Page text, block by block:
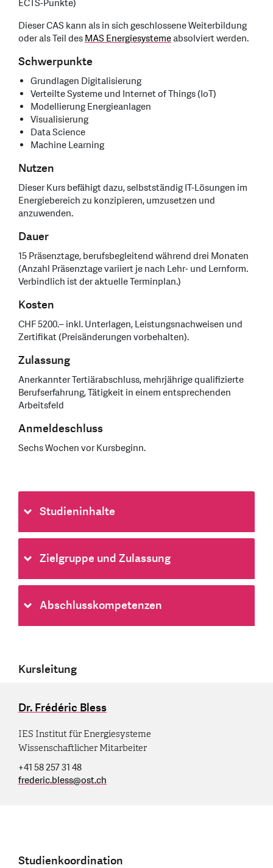
ECTS-Punkte)
Dieser CAS kann als in sich geschlossene Weiterbildung
oder als Teil desMAS Energiesystemeabsolviert werden.
Schwerpunkte
Grundlagen Digitalisierung
Verteilte Systeme und Internet of Things (IoT)
Modellierung Energieanlagen
Visualisierung
Data Science
Machine Learning
Nutzen
Dieser Kurs befähigt dazu, selbstständig IT-Lösungen im
Energiebereich zu konzipieren, umzusetzen und
anzuwenden.
Dauer
15 Präsenztage, berufsbegleitend während drei Monaten
(Anzahl Präsenztage variiert je nach Lehr- und Lernform.
Verbindlich ist der aktuelle Terminplan.)
Kosten
CHF 5200.– inkl. Unterlagen, Leistungsnachweisen und
Zertifikat (Preisänderungen vorbehalten).
Zulassung
Anerkannter Tertiärabschluss, mehrjährige qualifizierte
Berufserfahrung, Tätigkeit in einem entsprechenden
Arbeitsfeld
Anmeldeschluss
Sechs Wochen vor Kursbeginn.
Studieninhalte
Zielgruppe und Zulassung
Abschlusskompetenzen
Kursleitung
Dr. Frédéric Bless
IES Institut für Energiesysteme
Wissenschaftlicher Mitarbeiter
+41 58 257 31 48
frederic.bless@ost.ch
Studienkoordination